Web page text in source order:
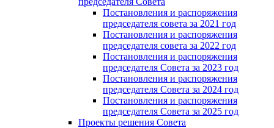
Постановления и распоряжения
председателя совета за 2021 год
Постановления и распоряжения
председателя совета за 2022 год
Постановления и распоряжения
председателя Cовета за 2023 год
Постановления и распоряжения
председателя Cовета за 2024 год
Постановления и распоряжения
председателя Cовета за 2025 год
Проекты решения Cовета